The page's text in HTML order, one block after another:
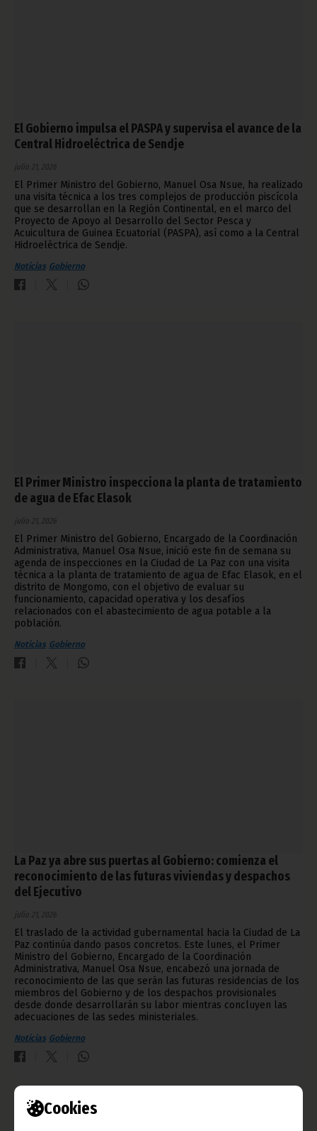
Cookies
El Gobierno impulsa el PASPA y supervisa el avance de la
Central Hidroeléctrica de Sendje
julio 21, 2026
El Primer Ministro del Gobierno, Manuel Osa Nsue, ha realizado
una visita técnica a los tres complejos de producción piscícola
que se desarrollan en la Región Continental, en el marco del
Proyecto de Apoyo al Desarrollo del Sector Pesca y
Acuicultura de Guinea Ecuatorial (PASPA), así como a la Central
Hidroeléctrica de Sendje.
Noticias Gobierno
El Primer Ministro inspecciona la planta de tratamiento
de agua de Efac Elasok
julio 21, 2026
El Primer Ministro del Gobierno, Encargado de la Coordinación
Administrativa, Manuel Osa Nsue, inició este fin de semana su
agenda de inspecciones en la Ciudad de La Paz con una visita
técnica a la planta de tratamiento de agua de Efac Elasok, en el
distrito de Mongomo, con el objetivo de evaluar su
funcionamiento, capacidad operativa y los desafíos
relacionados con el abastecimiento de agua potable a la
población.
Noticias Gobierno
La Paz ya abre sus puertas al Gobierno: comienza el
reconocimiento de las futuras viviendas y despachos
del Ejecutivo
julio 21, 2026
El traslado de la actividad gubernamental hacia la Ciudad de La
Paz continúa dando pasos concretos. Este lunes, el Primer
Ministro del Gobierno, Encargado de la Coordinación
Administrativa, Manuel Osa Nsue, encabezó una jornada de
reconocimiento de las que serán las futuras residencias de los
miembros del Gobierno y de los despachos provisionales
desde donde desarrollarán su labor mientras concluyen las
adecuaciones de las sedes ministeriales.
Noticias Gobierno